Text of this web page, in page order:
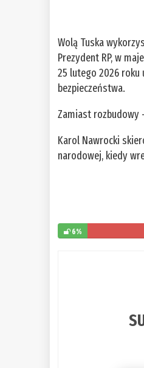
Wolą Tuska
Prezydent RP, w
25 lutego 2026 roku
bezpieczeństwa.
Zamiast rozbudowy
Karol Nawrocki
narodowej, kiedy
6%